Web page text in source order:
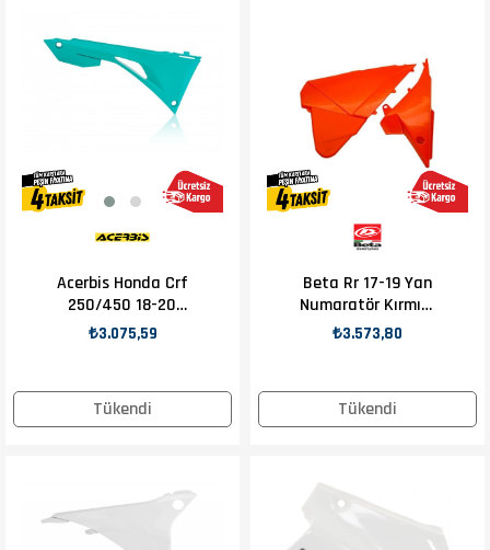
Tükendi
Acerbis Honda Crf
250/450 18-20
Hava Filtre Kapağı
₺3.075,59
Tükendi
Beta Rr 17-19 Yan
Numaratör Kırmızı
Beta Orj Yp
₺3.573,80